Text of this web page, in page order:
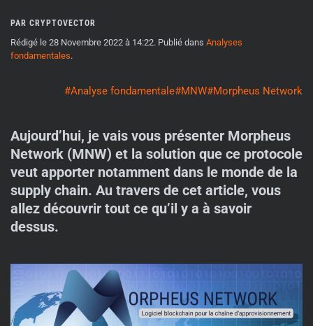
PAR CRYPTOVECTOR
Rédigé le 28 Novembre 2022 à 14:22. Publié dans Analyses
fondamentales.
#Analyse fondamentale#MNW#Morpheus Network
Aujourd’hui, je vais vous présenter Morpheus
Network (MNW) et la solution que ce protocole
veut apporter notamment dans le monde de la
supply chain. Au travers de cet article, vous
allez découvrir tout ce qu’il y a à savoir
dessus.